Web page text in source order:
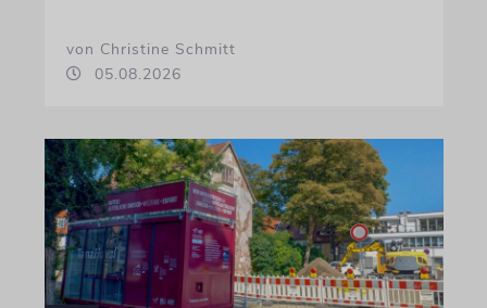
von Christine Schmitt
05.08.2026